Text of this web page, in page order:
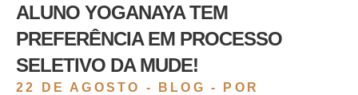
ALUNO YOGANAYA TEM
PREFERÊNCIA EM PROCESSO
SELETIVO DA MUDE!
22 DE AGOSTO - BLOG - POR